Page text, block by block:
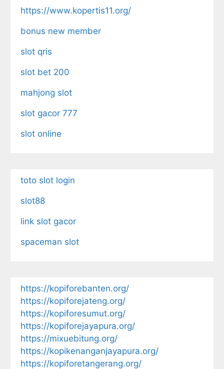
https://www.kopertis11.org/
bonus new member
slot qris
slot bet 200
mahjong slot
slot gacor 777
slot online
toto slot login
slot88
link slot gacor
spaceman slot
https://kopiforebanten.org/
https://kopiforejateng.org/
https://kopiforesumut.org/
https://kopiforejayapura.org/
https://mixuebitung.org/
https://kopikenanganjayapura.org/
https://kopiforetangerang.org/